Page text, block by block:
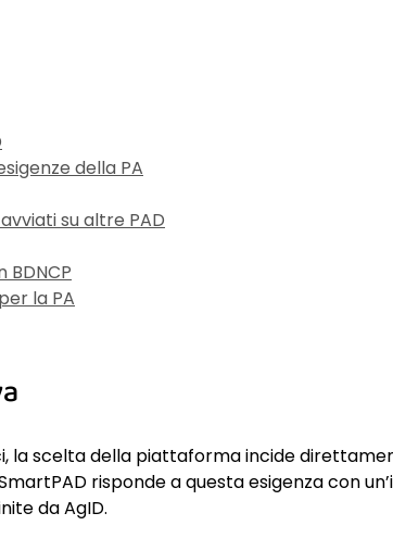
della PA
su altre PAD
la PA
la scelta della piattaforma incide
risponde a questa esigenza con
da AgID.